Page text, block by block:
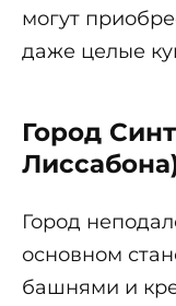
могут
даже целые
Город
Город
основном
башнями и